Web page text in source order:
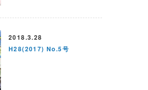
2018.3.28
H28(2017) No.5号